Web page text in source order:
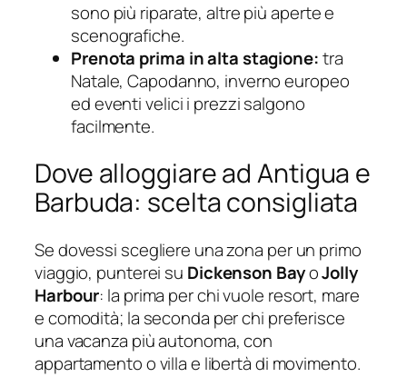
sono più riparate, altre più aperte e
scenografiche.
Prenota prima in alta stagione:tra
Natale, Capodanno, inverno europeo
ed eventi velici i prezzi salgono
facilmente.
Dove alloggiare ad Antigua e
Barbuda: scelta consigliata
Se dovessi scegliere una zona per un primo
viaggio, punterei su Dickenson BayoJolly
Harbour: la prima per chi vuole resort, mare
e comodità; la seconda per chi preferisce
una vacanza più autonoma, con
appartamento o villa e libertà di movimento.